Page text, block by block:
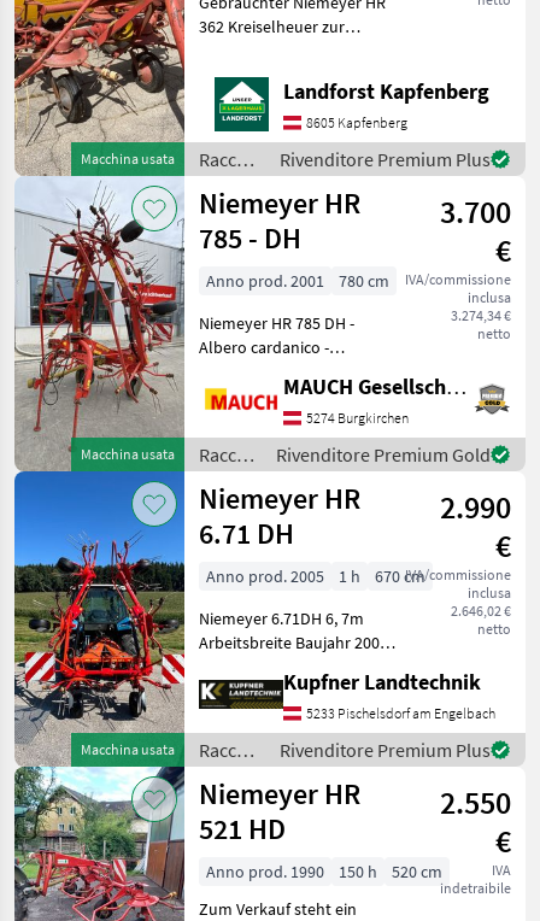
Macchina usata
362 Kreiselheuer zur
Privatverkauf !!! Um Ihnen
unnötige Wartezeiten oder
Wegstrecken zu ersparen,
bitten wir
Landforst Kapfenberg
8605 Kapfenberg
Raccolta
mangimi
/
Niemeyer
Rivenditore Premium Plus
Macchina usata
Niemeyer HR
785 - DH
3.700
€
IVA/commissione
inclusa
3.274,34 €
netto
Anno prod. 2001
780 cm
Niemeyer HR 785 DH -
Albero cardanico -
regolazione della larghezza
di spargimento
L'attrezzatura è disponibile
a Burgkirchen. Sarò
MAUCH Gesellschaft m.b.H. & Co.KG
5274 Burgkirchen
Raccolta
mangimi
/
Niemeyer
Rivenditore Premium Gold
Macchina usata
Niemeyer HR
6.71 DH
2.990
€
IVA/commissione
inclusa
2.646,02 €
netto
Anno prod. 2005 1 h
670 cm
Niemeyer 6.71DH 6, 7m
Arbeitsbreite Baujahr 2005
mech.
Streuwinkelverstellung
Gelenkwelle hydr.
Klappung Sollevamento:
Regolazione idrauli
Kupfner Landtechnik
5233 Pischelsdorf am Engelbach
Raccolta
mangimi
/
Niemeyer
Rivenditore Premium Plus
Niemeyer HR
521 HD
2.550
€
IVA
indetraibile
Anno prod. 1990 150 h
520 cm
Zum Verkauf steht ein